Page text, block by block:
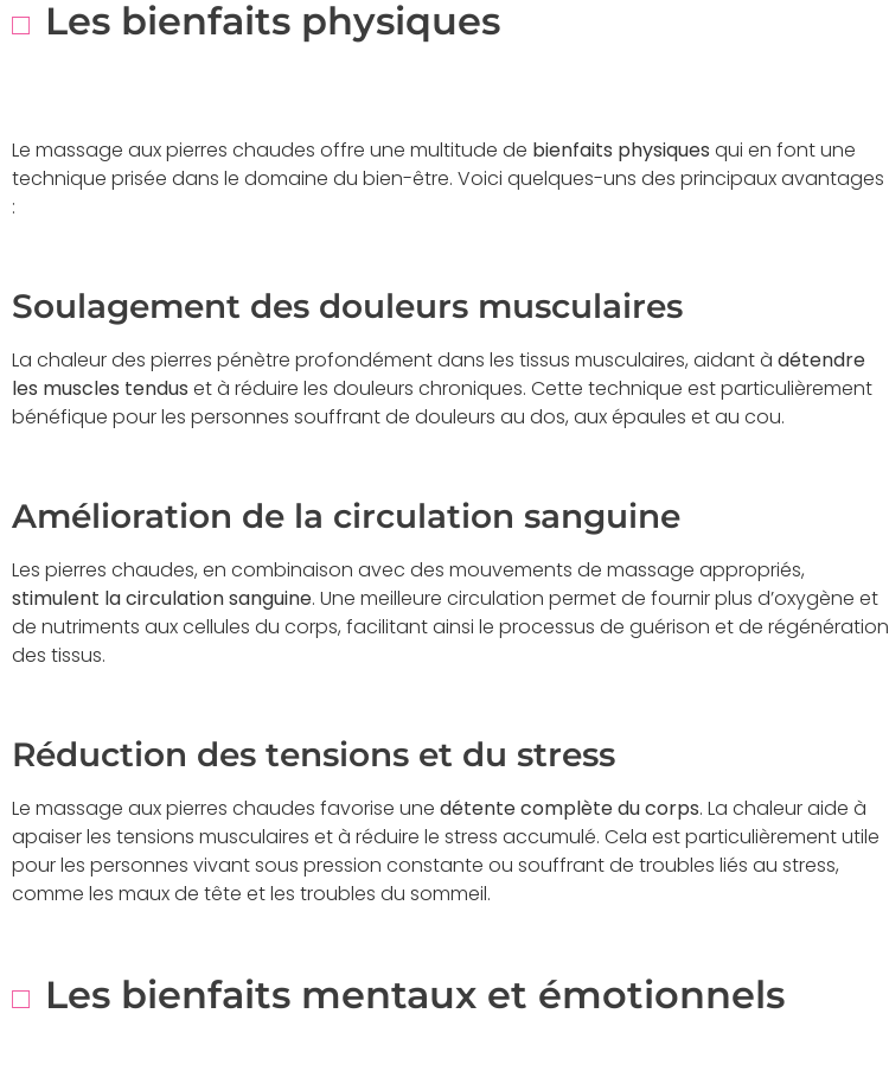
Les bienfaits physiques
Le massage aux pierres chaudes offre une multitude de bienfaits physiques qui en font une
technique prisée dans le domaine du bien-être. Voici quelques-uns des principaux avantages
:
Soulagement des douleurs musculaires
La chaleur des pierres pénètre profondément dans les tissus musculaires, aidant à détendre
les muscles tendus et à réduire les douleurs chroniques. Cette technique est particulièrement
bénéfique pour les personnes souffrant de douleurs au dos, aux épaules et au cou.
Amélioration de la circulation sanguine
Les pierres chaudes, en combinaison avec des mouvements de massage appropriés,
stimulent la circulation sanguine. Une meilleure circulation permet de fournir plus d’oxygène et
de nutriments aux cellules du corps, facilitant ainsi le processus de guérison et de régénération
des tissus.
Réduction des tensions et du stress
Le massage aux pierres chaudes favorise une détente complète du corps. La chaleur aide à
apaiser les tensions musculaires et à réduire le stress accumulé. Cela est particulièrement utile
pour les personnes vivant sous pression constante ou souffrant de troubles liés au stress,
comme les maux de tête et les troubles du sommeil.
Les bienfaits mentaux et émotionnels